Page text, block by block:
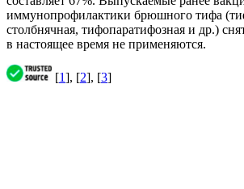
иммунопрофилактики брюшного тифа
столбнячная, тифопаратифозная и др.)
в настоящее время не применяются.
[1], [2], [3]